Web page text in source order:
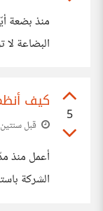
منذ بضعة
البضاعة
5
كيف
قبل سنتين
أعمل منذ
الشركة